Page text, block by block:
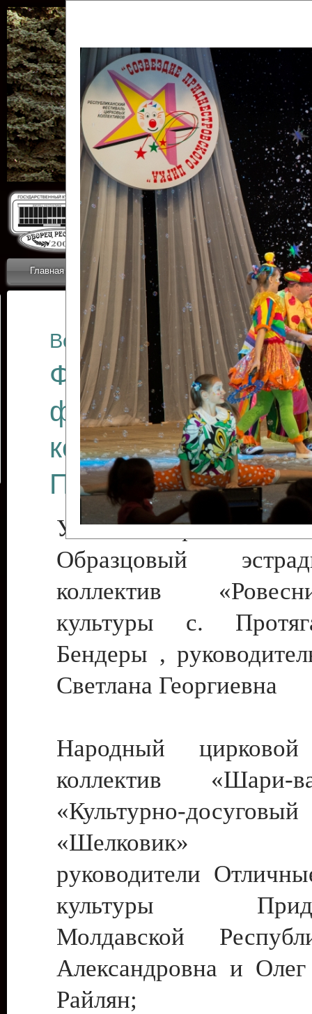
Главная Приветствие Коллективы Новости
ОТЧЕТЫ ГКЦ
Все отчеты
Финал
фестиваля
коллективов
Приднестровского
Участники фестиваля:
Образцовый
коллектив
культуры с.
Бендеры ,
Светлана Георгиевна
Народный цирковой
коллектив
«Культурно-
«Шелковик»
руководители
культуры
Молдавской
Александровна и
Райлян;